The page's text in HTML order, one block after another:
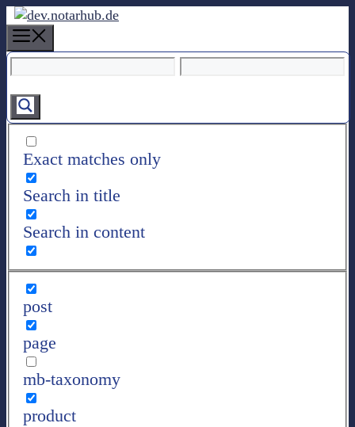
u
m
a
g
e
Exact matches only
Search in title
Search in content
post
page
mb-taxonomy
product